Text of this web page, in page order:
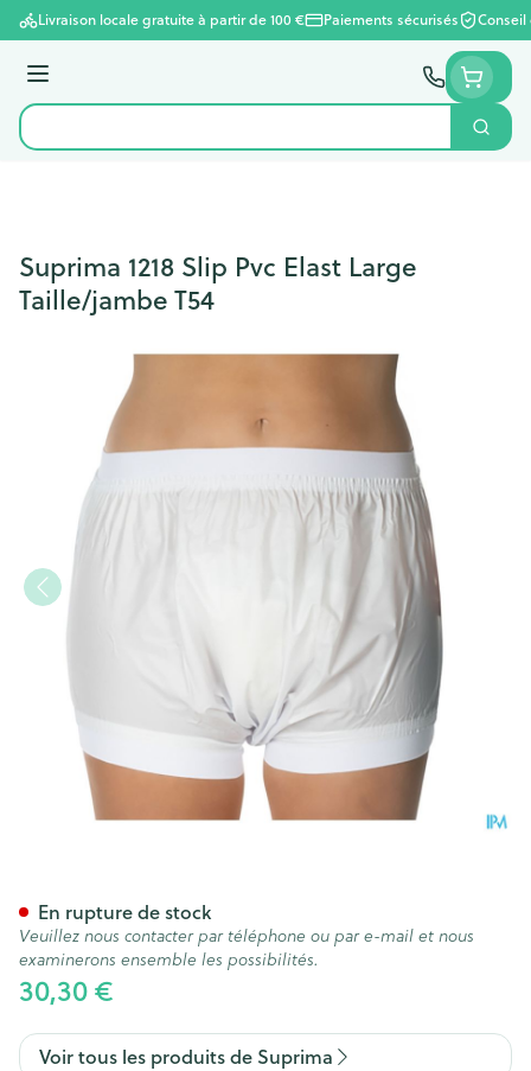
Aller au contenu
Livraison locale gratuite à partir de 100 € Paiements sécurisés
Menu
Rechercher
Suprima 1218 Slip Pvc Elast Large
Taille/jambe T54
30,30 €
En rupture de stock
Veuillez nous contacter par téléphone ou par e-mail et nous
examinerons ensemble les possibilités.
Voir tous les produits de Suprima